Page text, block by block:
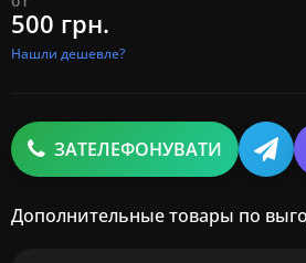
500 грн.
Нашли дешевле?
ЗАТЕЛЕФОНУВАТИ
Дополнительные товары по